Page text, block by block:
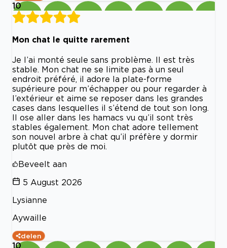
10
Mon chat le quitte rarement
Je l’ai monté seule sans problème. Il est très
stable. Mon chat ne se limite pas à un seul
endroit préféré, il adore la plate-forme
supérieure pour m’échapper ou pour regarder à
l’extérieur et aime se reposer dans les grandes
cases dans lesquelles il s’étend de tout son long.
Il ose aller dans les hamacs vu qu’il sont très
stables également. Mon chat adore tellement
son nouvel arbre à chat qu’il préfère y dormir
plutôt que près de moi.
Beveelt aan
5 August 2026
Lysianne
Aywaille
delen
10